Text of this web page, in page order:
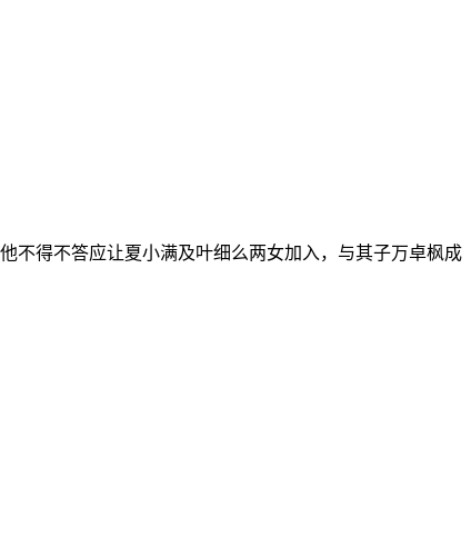
不得不答应让夏小满及叶细么两女加入，与其子万卓枫成